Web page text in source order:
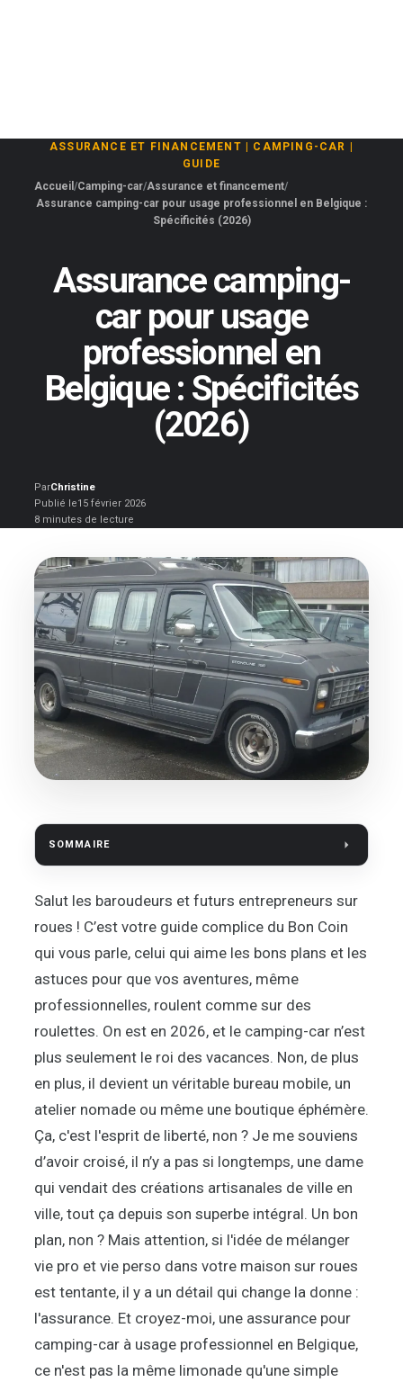
ASSURANCE ET FINANCEMENT CAMPING-CAR
GUIDE
Accueil Camping-car Assurance et financement
Assurance camping-car pour usage professionnel en Belgique :
Spécificités (2026)
Assurance camping-
car pour usage
professionnel en
Belgique : Spécificités
(2026)
ParChristine
Publié le15 février 2026
8 minutes de lecture
SOMMAIRE
Salut les baroudeurs et futurs entrepreneurs sur
roues ! C’est votre guide complice du Bon Coin
qui vous parle, celui qui aime les bons plans et les
astuces pour que vos aventures, même
professionnelles, roulent comme sur des
roulettes. On est en 2026, et le camping-car n’est
plus seulement le roi des vacances. Non, de plus
en plus, il devient un véritable bureau mobile, un
atelier nomade ou même une boutique éphémère.
Ça, c'est l'esprit de liberté, non ? Je me souviens
d’avoir croisé, il n’y a pas si longtemps, une dame
qui vendait des créations artisanales de ville en
ville, tout ça depuis son superbe intégral. Un bon
plan, non ? Mais attention, si l'idée de mélanger
vie pro et vie perso dans votre maison sur roues
est tentante, il y a un détail qui change la donne :
l'assurance. Et croyez-moi, une assurance pour
camping-car à usage professionnel en Belgique,
ce n'est pas la même limonade qu'une simple